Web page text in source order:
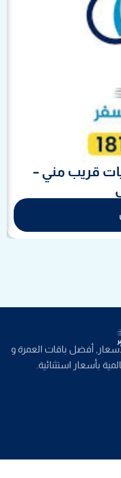
قريب مني –
أفضل باقات العمرة و
بأسعار استثنائية.